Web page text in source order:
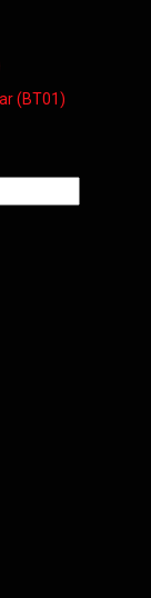
(BT01)